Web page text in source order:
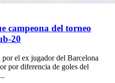
campeona del torneo
20
el ex jugador del Barcelona
por diferencia de goles del